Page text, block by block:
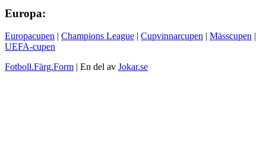
Europa:
Europacupen | Champions League | Cupvinnarcupen | Mässcupen |
UEFA-cupen
Fotboll.Färg.Form | En del av Jokar.se